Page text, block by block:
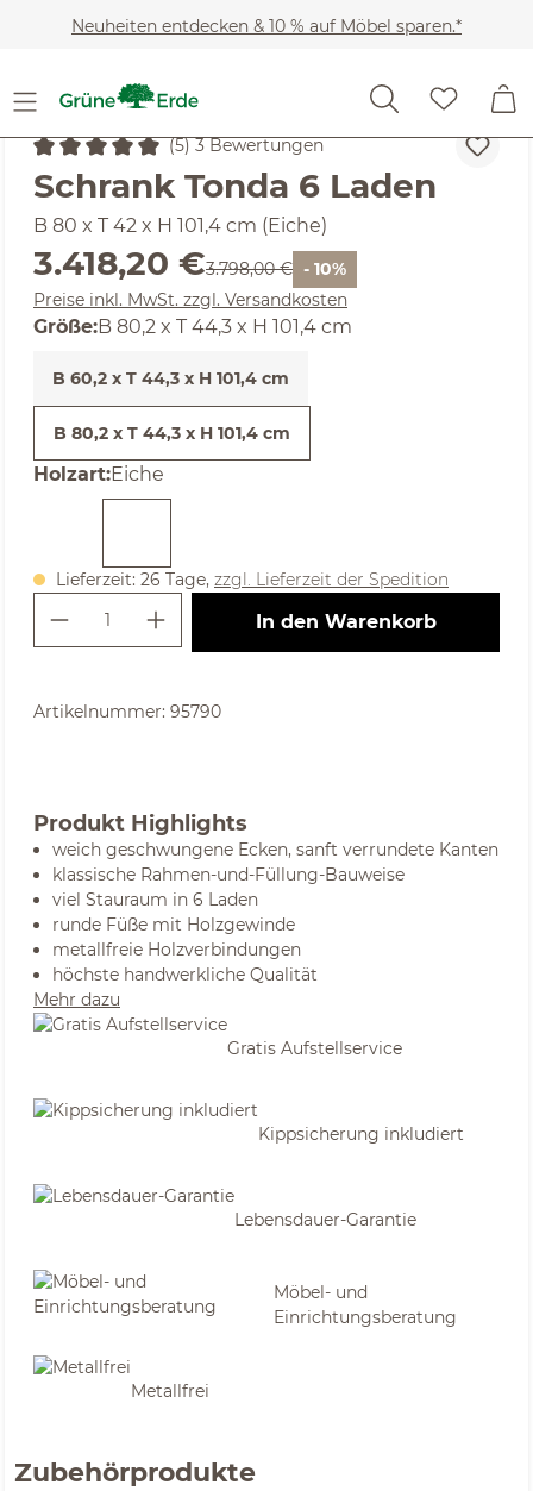
Zum Hauptinhalt springen
Neuheiten entdecken & 10 % auf Möbel sparen.*
Möbel Wohnschränke Kommoden
Durchschnittliche Bewertung von 5 von 5 Sternen
(5) 3 Bewertungen
Schrank Tonda 6 Laden
B 80 x T 42 x H 101,4 cm (Eiche)
Verkaufspreis:
3.418,20 €Regulärer Preis:
3.798,00 € - 10%
Preise inkl. MwSt. zzgl. Versandkosten
Größe:B 80,2 x T 44,3 x H 101,4 cm
B 60,2 x T 44,3 x H 101,4 cm
B 80,2 x T 44,3 x H 101,4 cm
Holzartauswählen
:Eiche
Lieferzeit: 26 Tage, zzgl. Lieferzeit der Spedition
Produkt Anzahl: Gib den
In den Warenkorb
Artikelnummer: 95790
Produkt Highlights
weich geschwungene Ecken, sanft verrundete Kanten
klassische Rahmen-und-Füllung-Bauweise
viel Stauraum in 6 Laden
runde Füße mit Holzgewinde
metallfreie Holzverbindungen
höchste handwerkliche Qualität
Mehr dazu
Gratis Aufstellservice
Kippsicherung inkludiert
Lebensdauer-Garantie
Möbel- und
Einrichtungsberatung
Metallfrei
Zubehörprodukte